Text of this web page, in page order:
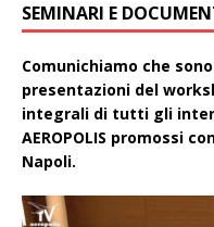
SEMINARI E
Comunichiamo che
presentazioni del
integrali di tutti gli
AEROPOLIS promossi
Napoli.